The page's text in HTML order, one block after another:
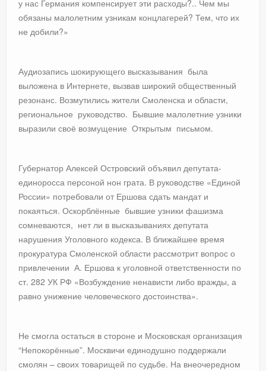
у нас Германия компенсирует эти расходы?.. Чем мы
обязаны малолетним узникам концлагерей? Тем, что их
не добили?»
Аудиозапись шокирующего высказывания была
выложена в Интернете, вызвав широкий общественный
резонанс. Возмутились жители Смоленска и области,
региональное руководство. Бывшие малолетние узники
выразили своё возмущение Открытым письмом.
Губернатор Алексей Островский объявил депутата-
единоросса персоной нон грата. В руководстве «Единой
России» потребовали от Ершова сдать мандат и
покаяться. Оскорблённые бывшие узники фашизма
сомневаются, нет ли в высказываниях депутата
нарушения Уголовного кодекса. В ближайшее время
прокуратура Смоленской области рассмотрит вопрос о
привлечении А. Ершова к уголовной ответственности по
ст. 282 УК РФ «Возбуждение ненависти либо вражды, а
равно унижение человеческого достоинства».
Не смогла остаться в стороне и Московская организация
“Непокорённые”. Москвичи единодушно поддержали
смолян – своих товарищей по судьбе. На внеочередном